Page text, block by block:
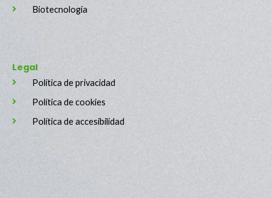
Biotecnología
Legal
Política de privacidad
Política de cookies
Política de accesibilidad